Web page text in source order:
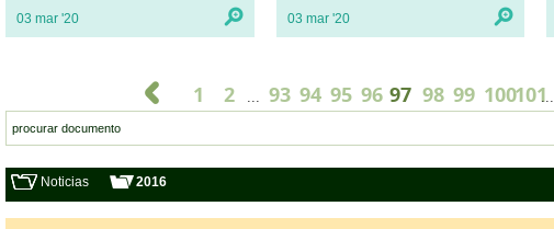
03 mar '20 03 mar '20
1 2 ... 93 94 95 96 97 98 99 100101...
Noticias 2016